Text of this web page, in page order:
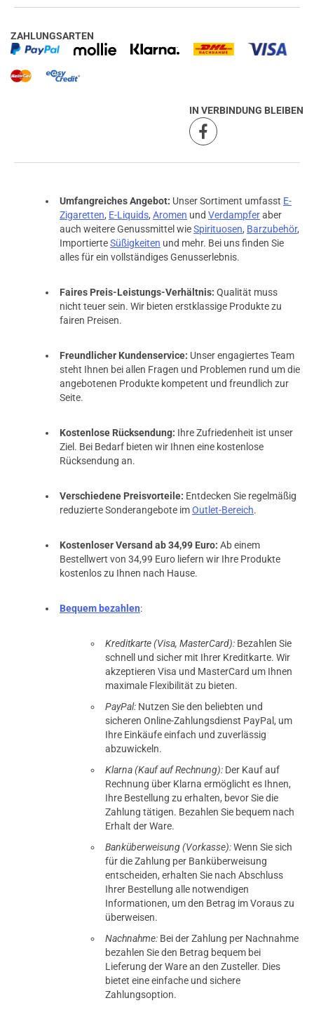
ZAHLUNGSARTEN
IN VERBINDUNG BLEIBEN
Umfangreiches Angebot: Unser Sortiment umfasst E-
Zigaretten, E-Liquids, Aromen und Verdampferaber
auch weitere Genussmittel wieSpirituosen, Barzubehör,
ImportierteSüßigkeiten und mehr. Bei uns finden Sie
alles für ein vollständiges Genusserlebnis.
Faires Preis-Leistungs-Verhältnis: Qualität muss
nicht teuer sein. Wir bieten erstklassige Produkte zu
fairen Preisen.
Freundlicher Kundenservice: Unser engagiertes Team
steht Ihnen bei allen Fragen und Problemen rund um die
angebotenen Produkte kompetent und freundlich zur
Seite.
Kostenlose Rücksendung: Ihre Zufriedenheit ist unser
Ziel. Bei Bedarf bieten wir Ihnen eine kostenlose
Rücksendung an.
Verschiedene Preisvorteile: Entdecken Sie regelmäßig
reduzierte Sonderangebote imOutlet-Bereich.
Kostenloser Versand ab 34,99 Euro: Ab einem
Bestellwert von 34,99 Euro liefern wir Ihre Produkte
kostenlos zu Ihnen nach Hause.
Bequem bezahlen:
Kreditkarte (Visa, MasterCard): Bezahlen Sie
schnell und sicher mit Ihrer Kreditkarte. Wir
akzeptieren Visa und MasterCard um Ihnen
maximale Flexibilität zu bieten.
PayPal: Nutzen Sie den beliebten und
sicheren Online-Zahlungsdienst PayPal, um
Ihre Einkäufe einfach und zuverlässig
abzuwickeln.
Klarna (Kauf auf Rechnung): Der Kauf auf
Rechnung über Klarna ermöglicht es Ihnen,
Ihre Bestellung zu erhalten, bevor Sie die
Zahlung tätigen. Bezahlen Sie bequem nach
Erhalt der Ware.
Banküberweisung (Vorkasse):Wenn Sie sich
für die Zahlung per Banküberweisung
entscheiden, erhalten Sie nach Abschluss
Ihrer Bestellung alle notwendigen
Informationen, um den Betrag im Voraus zu
überweisen.
Nachnahme: Bei der Zahlung per Nachnahme
bezahlen Sie den Betrag bequem bei
Lieferung der Ware an den Zusteller. Dies
bietet eine einfache und sichere
Zahlungsoption.